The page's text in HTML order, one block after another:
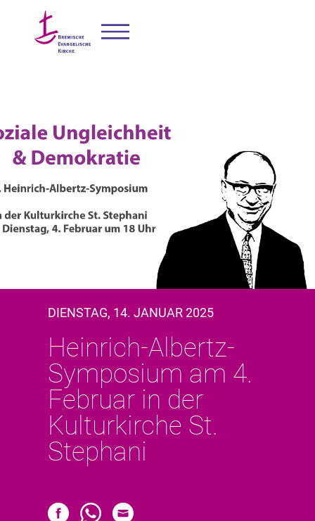
DIENSTAG, 14. JANUAR 2025
Heinrich-Albertz-
Symposium am 4.
Februar in der
Kulturkirche St.
Stephani